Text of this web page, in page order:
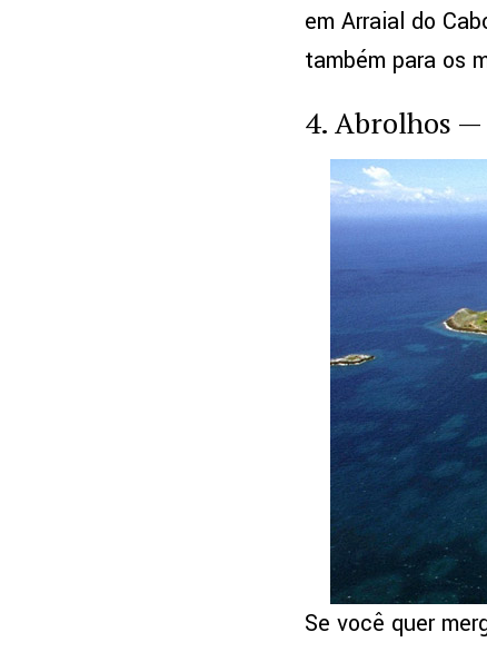
em Arraial do
também para os
4. Abrolhos —
Se você quer